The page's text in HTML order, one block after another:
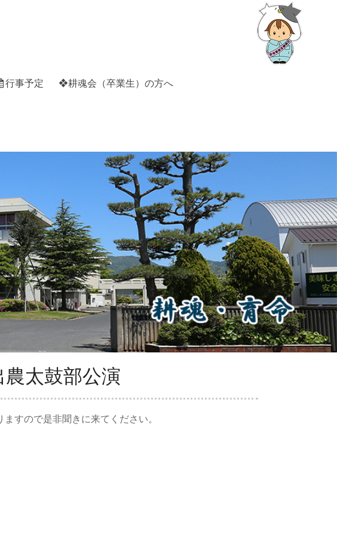
行事予定 ❖耕魂会（卒業生）の方へ
農太鼓部公演
すので是非聞きに来てください。